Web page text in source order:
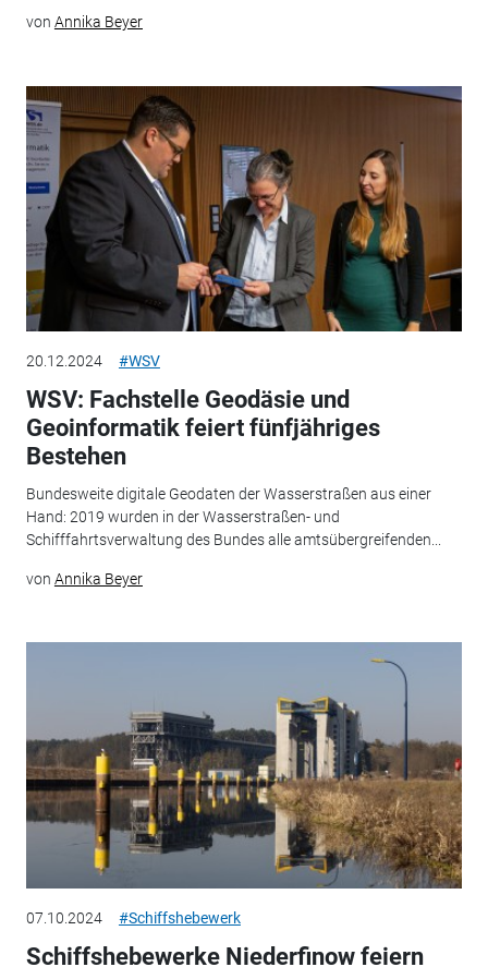
von Annika Beyer
20.12.2024 #WSV
WSV: Fachstelle Geodäsie und
Geoinformatik feiert fünfjähriges
Bestehen
Bundesweite digitale Geodaten der Wasserstraßen aus einer
Hand: 2019 wurden in der Wasserstraßen- und
Schifffahrtsverwaltung des Bundes alle amtsübergreifenden...
von Annika Beyer
07.10.2024 #Schiffshebewerk
Schiffshebewerke Niederfinow feiern